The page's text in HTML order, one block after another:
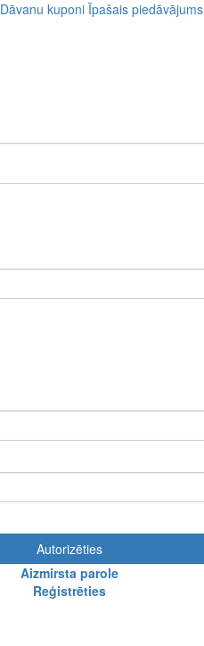
Dāvanu kuponi Īpašais piedāvājums
Autorizēties
Aizmirsta parole
Reģistrēties